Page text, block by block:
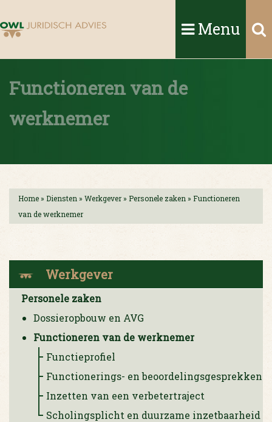
Menu
Functioneren van de
werknemer
Home» Diensten » Werkgever» Personele zaken » Functioneren
van de werknemer
Werkgever
Personele zaken
Dossieropbouw en AVG
Functioneren van de werknemer
Functieprofiel
Functionerings- en beoordelingsgesprekken
Inzetten van een verbetertraject
Scholingsplicht en duurzame inzetbaarheid